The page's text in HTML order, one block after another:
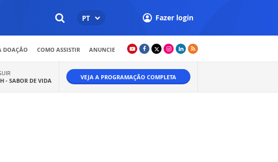
PT Fazer login
DOAÇÃO COMO ASSISTIR ANUNCIE
-SABOR DE VIDA VEJA A PROGRAMAÇÃO COMPLETA